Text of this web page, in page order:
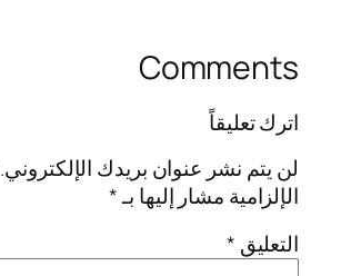
Comments
اترك تعليقاً
لن يتم نشر عنوان بريدك الإلكتروني.
الإلزامية مشار إليها بـ*
التعليق *